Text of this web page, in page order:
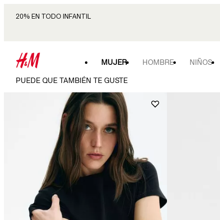
20% EN TODO INFANTIL
MUJER HOMBRE NIÑOS
PUEDE QUE TAMBIÉN TE GUSTE